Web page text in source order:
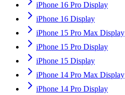
iPhone 16 Pro Display
iPhone 16 Display
iPhone 15 Pro Max Display
iPhone 15 Pro Display
iPhone 15 Display
iPhone 14 Pro Max Display
iPhone 14 Pro Display